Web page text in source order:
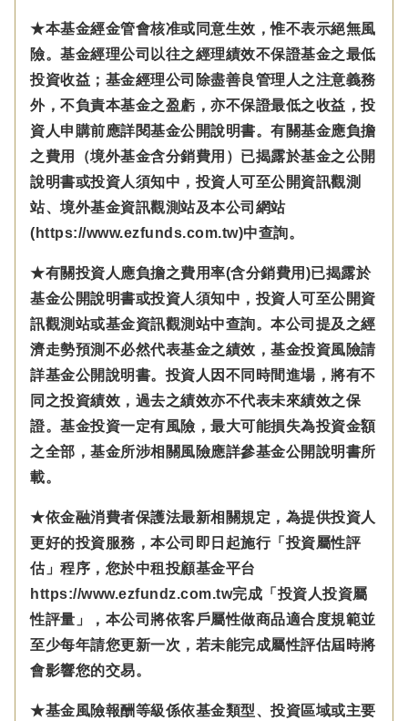
★本基金經金管會核准或同意生效，惟不表示絕無風
險。基金經理公司以往之經理績效不保證基金之最低
投資收益；基金經理公司除盡善良管理人之注意義務
外，不負責本基金之盈虧，亦不保證最低之收益，投
資人申購前應詳閱基金公開說明書。有關基金應負擔
之費用（境外基金含分銷費用）已揭露於基金之公開
說明書或投資人須知中，投資人可至公開資訊觀測
站、境外基金資訊觀測站及本公司網站
(https://www.ezfunds.com.tw)中查詢。
★有關投資人應負擔之費用率(含分銷費用)已揭露於
基金公開說明書或投資人須知中，投資人可至公開資
訊觀測站或基金資訊觀測站中查詢。本公司提及之經
濟走勢預測不必然代表基金之績效，基金投資風險請
詳基金公開說明書。投資人因不同時間進場，將有不
同之投資績效，過去之績效亦不代表未來績效之保
證。基金投資一定有風險，最大可能損失為投資金額
之全部，基金所涉相關風險應詳參基金公開說明書所
載。
★依金融消費者保護法最新相關規定，為提供投資人
更好的投資服務，本公司即日起施行「投資屬性評
估」程序，您於中租投顧基金平台
https://www.ezfundz.com.tw完成「投資人投資屬
性評量」，本公司將依客戶屬性做商品適合度規範並
至少每年請您更新一次，若未能完成屬性評估屆時將
會影響您的交易。
★基金風險報酬等級係依基金類型、投資區域或主要